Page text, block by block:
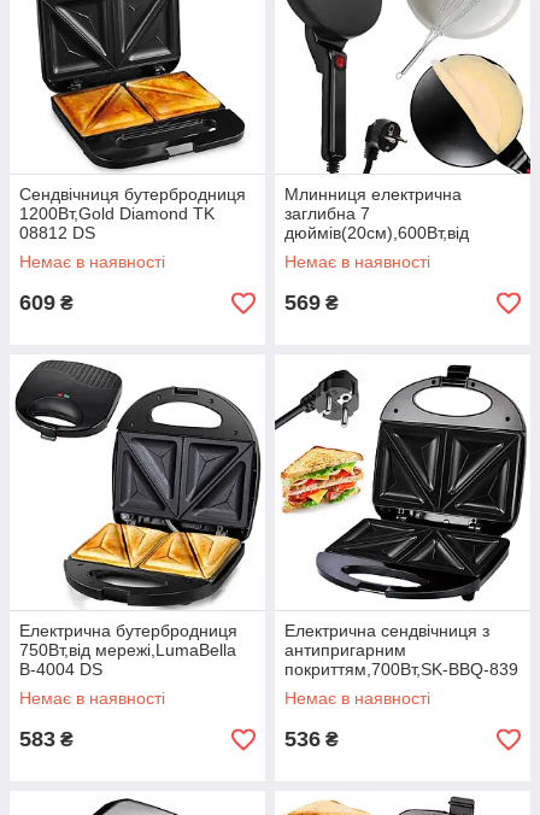
Сендвічниця бутербродниця
1200Вт,Gold Diamond TK
08812 DS
Немає в наявності
609 ₴
Млинниця електрична
заглибна 7
дюймів(20см),600Вт,від
мережі,LY-456 DS
Немає в наявності
569 ₴
Електрична бутербродниця
750Вт,від мережі,LumaBella
B-4004 DS
Немає в наявності
583 ₴
Електрична сендвічниця з
антипригарним
покриттям,700Вт,SK-BBQ-839
DS
Немає в наявності
536 ₴